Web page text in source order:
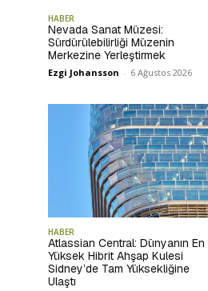
HABER
Nevada Sanat Müzesi:
Sürdürülebilirliği Müzenin
Merkezine Yerleştirmek
Ezgi Johansson - 6 Ağustos 2026
HABER
Atlassian Central: Dünyanın En
Yüksek Hibrit Ahşap Kulesi
Sidney’de Tam Yüksekliğine
Ulaştı